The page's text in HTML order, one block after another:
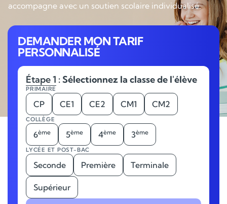
accompagne avec un soutien scolaire individualisé.
DEMANDER MON TARIF
PERSONNALISÉ
Étape 1 : Sélectionnez la classe de l'élève
PRIMAIRE
CP CE1 CE2 CM1 CM2
COLLÈGE
6ème 5ème 4ème 3ème
LYCÉE ET POST-BAC
Seconde Première Terminale
Supérieur